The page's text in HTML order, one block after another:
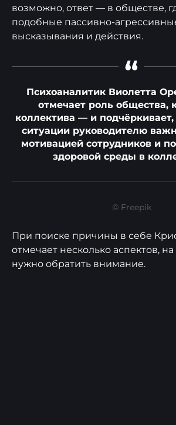
возможно, ответ — в обществе,
подобные пассивно-
высказывания и действия.
“
Психоаналитик Виолетта
отмечает роль общества,
коллектива — и
ситуации руководителю
мотивацией сотрудников и
здоровой среды в
© Freepik
При поиске причины в себе
отмечает несколько аспектов,
нужно обратить внимание.